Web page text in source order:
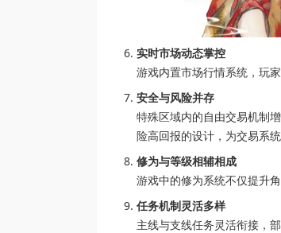
实时市场动态掌控
游戏内置市场行情系统，玩
安全与风险并存
特殊区域内的自由交易机制
险高回报的设计，为交易系统
修为与等级相辅相成
游戏中的修为系统不仅提升
任务机制灵活多样
主线与支线任务灵活衔接，